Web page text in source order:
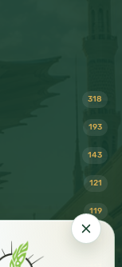
318
193
143
121
119
116